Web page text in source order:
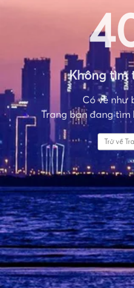
Không tìm
Có vẻ như
Trang bạn đang tìm
Trở về